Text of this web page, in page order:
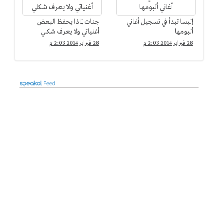
إليسا تبدأ في تسجيل أغاني
ألبومها
28 فبراير 2014 2:03 م
جنات لماذا يحفظ البعض
أغنياتي ولا يعرف شكلي
28 فبراير 2014 2:03 م